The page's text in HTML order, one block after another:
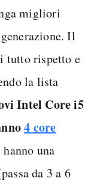
migliori
Il
tutto rispetto e
la lista
Intel Core i5
4 core
una
da 3 a 6